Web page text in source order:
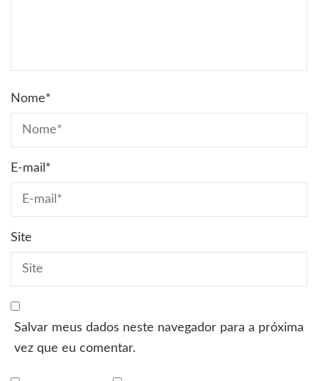
Nome*
E-mail *
Site
Salvar meus dados neste navegador para a próxima
vez que eu comentar.